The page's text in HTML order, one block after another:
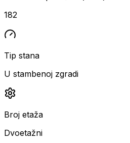
182
Tip stana
U stambenoj zgradi
Broj etaža
Dvoetažni